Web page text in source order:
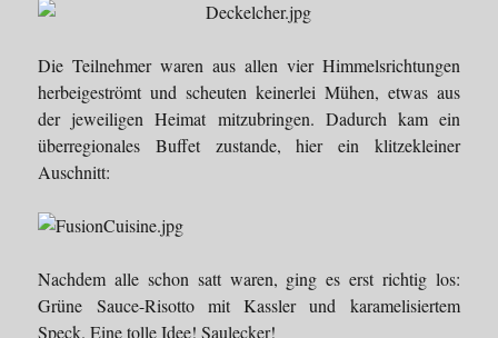
Die Teilnehmer waren aus allen vier Himmelsrichtungen
herbeigeströmt und scheuten keinerlei Mühen, etwas aus
der jeweiligen Heimat mitzubringen. Dadurch kam ein
überregionales Buffet zustande, hier ein klitzekleiner
Auschnitt:
Nachdem alle schon satt waren, ging es erst richtig los:
Grüne Sauce-Risotto mit Kassler und karamelisiertem
Speck. Eine tolle Idee! Saulecker!